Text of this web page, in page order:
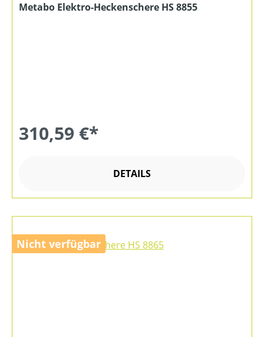
Metabo Elektro-Heckenschere HS 8855
310,59 €*
DETAILS
Nicht verfügbar